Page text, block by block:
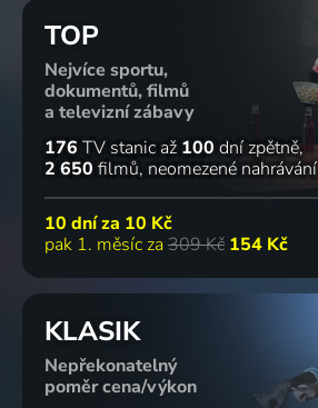
TOP
Nejvíce sportu,
dokumentů, filmů
a televizní zábavy
176 TV stanic až 100 dní zpětně
2 650 filmů neomezené nahrávání
10 dní za 10 Kč
pak 1. měsíc za 309 Kč 154 Kč
KLASIK
Nepřekonatelný
poměr cena/výkon